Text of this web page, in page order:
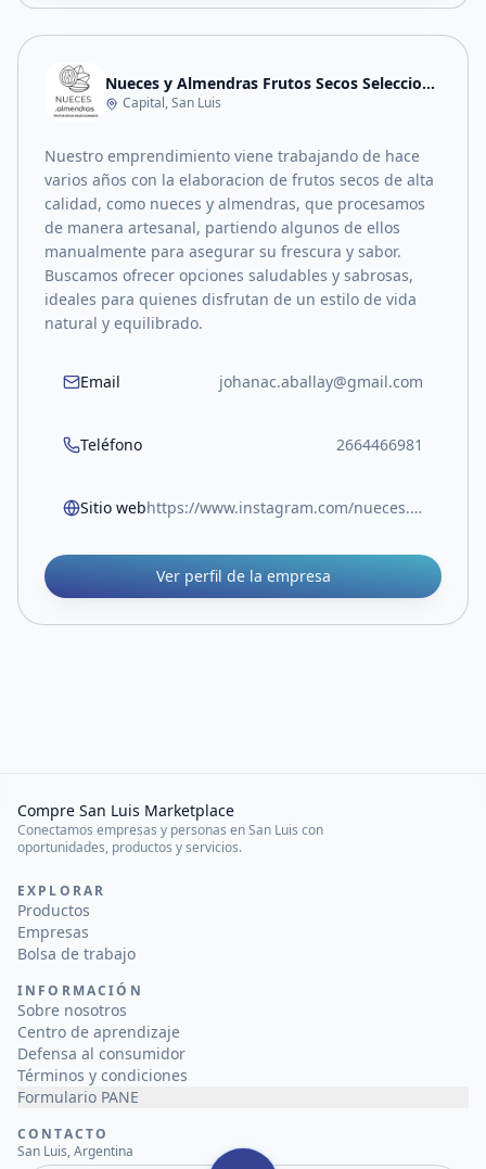
Nueces y Almendras Frutos Secos Seleccionados
Capital, San Luis
Nuestro emprendimiento viene trabajando de hace
varios años con la elaboracion de frutos secos de alta
calidad, como nueces y almendras, que procesamos
de manera artesanal, partiendo algunos de ellos
manualmente para asegurar su frescura y sabor.
Buscamos ofrecer opciones saludables y sabrosas,
ideales para quienes disfrutan de un estilo de vida
natural y equilibrado.
Email johanac.aballay@gmail.com
Teléfono 2664466981
Sitio web https://www.instagram.com/nueces.almendras/
Ver perfil de la empresa
Compre San Luis Marketplace
Conectamos empresas y personas en San Luis con
oportunidades, productos y servicios.
EXPLORAR
Productos
Empresas
Bolsa de trabajo
INFORMACIÓN
Sobre nosotros
Centro de aprendizaje
Defensa al consumidor
Términos y condiciones
Formulario PANE
CONTACTO
San Luis, Argentina